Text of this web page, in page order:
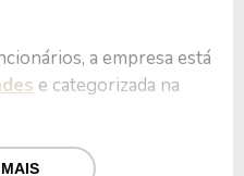
a empresa está
e categorizada na
teve um